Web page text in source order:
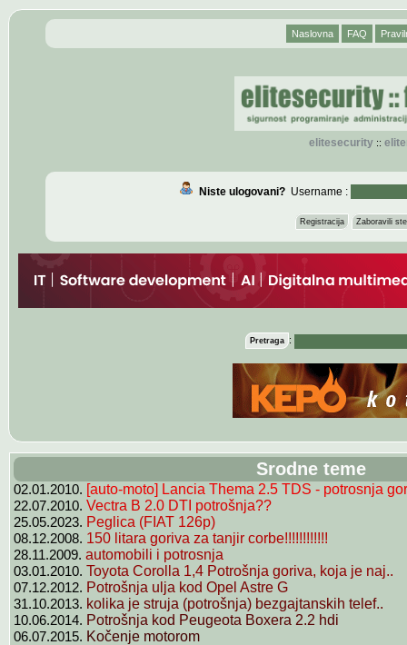
Naslovna FAQ
elitesecurity::
Niste ulogovani?Username :
Registracija Zaboravili
Pretraga :
Srodne teme
02.01.2010. [auto-moto] Lancia Thema 2.5 TDS - potrosnja
22.07.2010. Vectra B 2.0 DTI potrošnja??
25.05.2023. Peglica (FIAT 126p)
08.12.2008. 150 litara goriva za tanjir corbe!!!!!!!!!!!!
28.11.2009. automobili i potrosnja
03.01.2010. Toyota Corolla 1,4 Potrošnja goriva, koja je naj..
07.12.2012. Potrošnja ulja kod Opel Astre G
31.10.2013. kolika je struja (potrošnja) bezgajtanskih telef..
10.06.2014. Potrošnja kod Peugeota Boxera 2.2 hdi
06.07.2015. Kočenje motorom